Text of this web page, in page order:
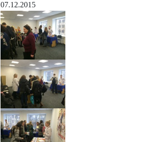
07.12.2015